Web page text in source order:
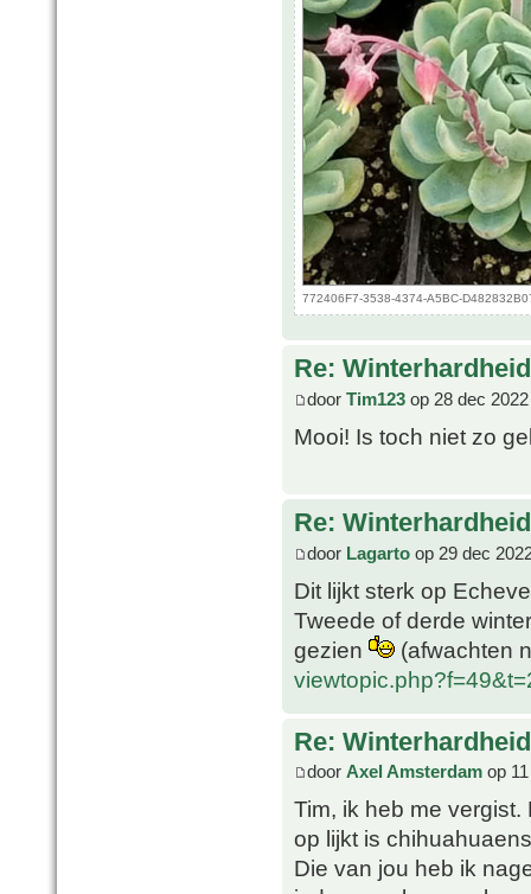
772406F7-3538-4374-A5BC-
Re:
door Tim123 op 28 dec
Mooi! Is toch niet zo
Re:
door Lagarto op 29 dec
Dit lijkt sterk op
Tweede of derde
gezien
(afwachten
Re:
door Axel Amsterdam op
Tim, ik heb me
op lijkt is
Die van jou heb ik